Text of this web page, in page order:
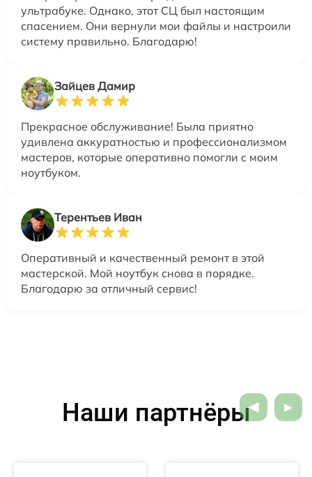
ультрабуке. Однако, этот СЦ был настоящим
спасением. Они вернули мои файлы и настроили
систему правильно. Благодарю!
Зайцев Дамир
Прекрасное обслуживание! Была приятно
удивлена аккуратностью и профессионализмом
мастеров, которые оперативно помогли с моим
ноутбуком.
Терентьев Иван
Оперативный и качественный ремонт в этой
мастерской. Мой ноутбук снова в порядке.
Благодарю за отличный сервис!
Наши партнёры